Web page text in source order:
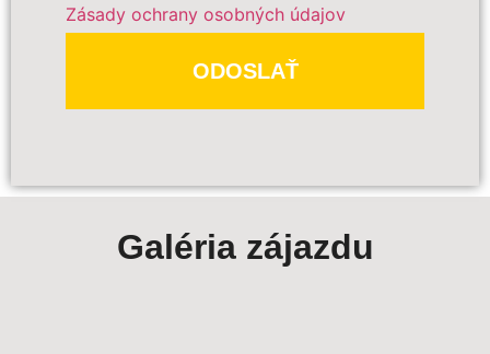
Zásady ochrany osobných údajov
ODOSLAŤ
Polia označené*sú povinné
Galéria zájazdu